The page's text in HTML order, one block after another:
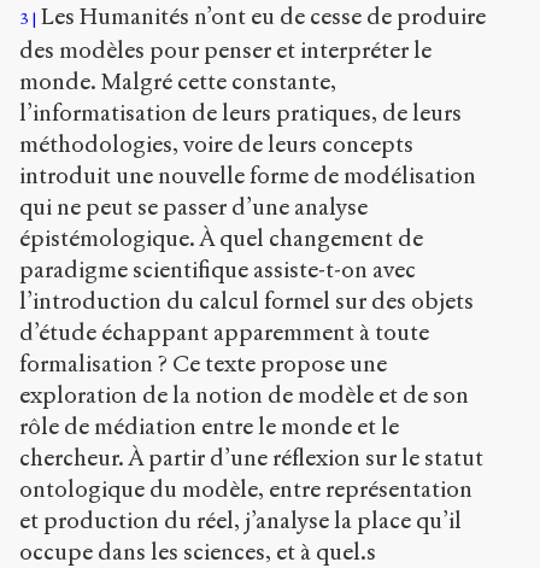
Creative
Commons
Attribution-
NonCommercial-
ShareAlike 4.0
International
(CC BY-NC-SA
4.0)
Accéder
à la
version
PDF
3
Les Humanités n’ont eu de cesse de produire
des modèles pour penser et interpréter le
monde. Malgré cette constante,
l’informatisation de leurs pratiques, de leurs
méthodologies, voire de leurs concepts
introduit une nouvelle forme de modélisation
qui ne peut se passer d’une analyse
épistémologique. À quel changement de
paradigme scientifique assiste-t-on avec
l’introduction du calcul formel sur des objets
d’étude échappant apparemment à toute
formalisation ? Ce texte propose une
exploration de la notion de modèle et de son
rôle de médiation entre le monde et le
chercheur. À partir d’une réflexion sur le statut
ontologique du modèle, entre représentation
et production du réel, j’analyse la place qu’il
occupe dans les sciences, et à quel.s